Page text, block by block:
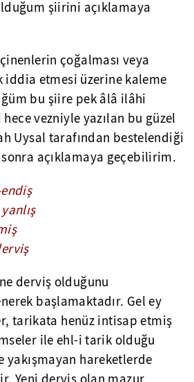
şiirini açıklamaya
çoğalması veya
etmesi üzerine kaleme
bu şiire pek âlâ ilâhi
vezniyle yazılan bu güzel
Uysal tarafından bestelendiği
açıklamaya geçebilirim.
derviş olduğunu
başlamaktadır. Gel ey
tarikata henüz intisap etmiş
ile ehl-i tarik olduğu
hareketlerde